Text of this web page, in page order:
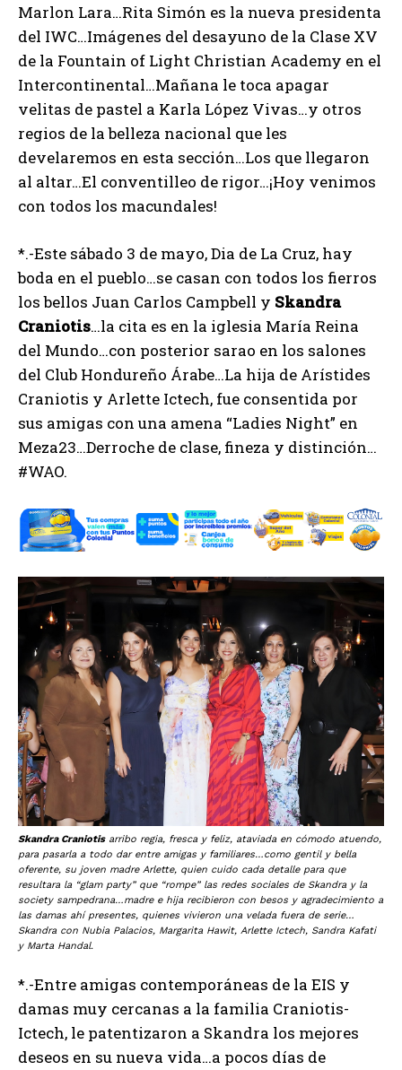
Marlon Lara…Rita Simón es la nueva presidenta
del IWC…Imágenes del desayuno de la Clase XV
de la Fountain of Light Christian Academy en el
Intercontinental…Mañana le toca apagar
velitas de pastel a Karla López Vivas…y otros
regios de la belleza nacional que les
develaremos en esta sección…Los que llegaron
al altar…El conventilleo de rigor…¡Hoy venimos
con todos los macundales!
*.-Este sábado 3 de mayo, Dia de La Cruz, hay
boda en el pueblo…se casan con todos los fierros
los bellos Juan Carlos Campbell y Skandra
Craniotis…la cita es en la iglesia María Reina
del Mundo…con posterior sarao en los salones
del Club Hondureño Árabe…La hija de Arístides
Craniotis y Arlette Ictech, fue consentida por
sus amigas con una amena “Ladies Night” en
Meza23…Derroche de clase, fineza y distinción…
#WAO.
Skandra Craniotisarribo regia, fresca y feliz, ataviada en cómodo atuendo,
para pasarla a todo dar entre amigas y familiares…como gentil y bella
oferente, su joven madre Arlette, quien cuido cada detalle para que
resultara la “glam party” que “rompe” las redes sociales de Skandra y la
society sampedrana…madre e hija recibieron con besos y agradecimiento a
las damas ahí presentes, quienes vivieron una velada fuera de serie…
Skandra con Nubia Palacios, Margarita Hawit, Arlette Ictech, Sandra Kafati
y Marta Handal.
*.-Entre amigas contemporáneas de la EIS y
damas muy cercanas a la familia Craniotis-
Ictech, le patentizaron a Skandra los mejores
deseos en su nueva vida…a pocos días de